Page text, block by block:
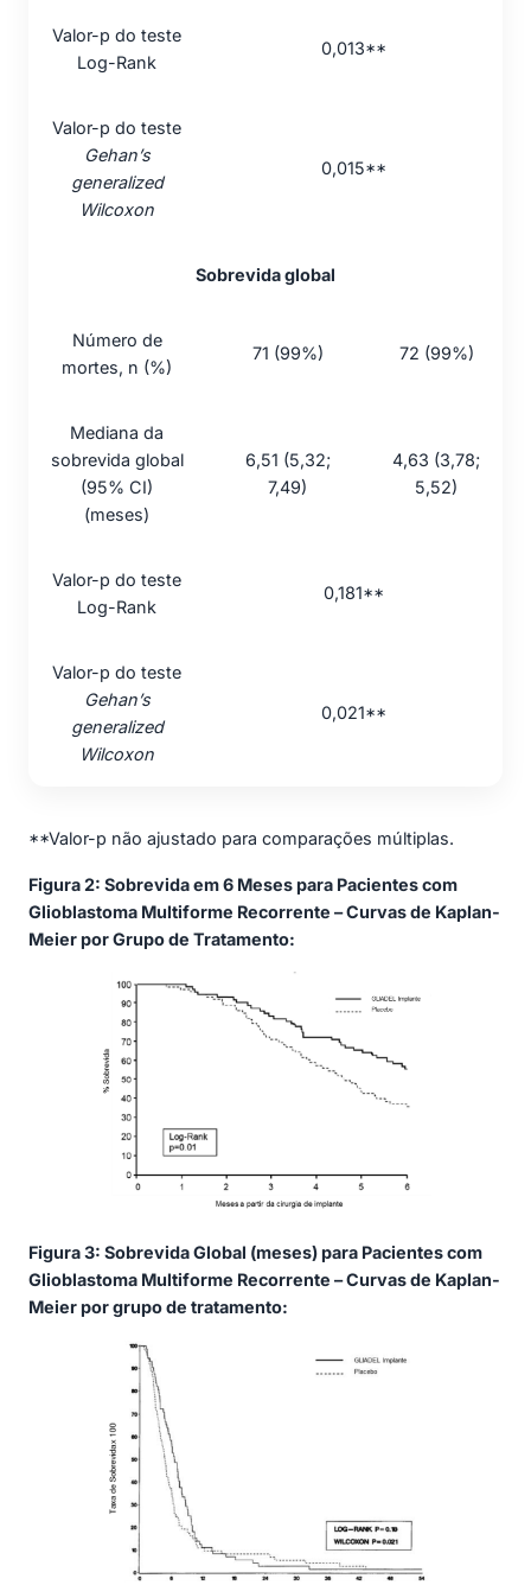
Valor-p do teste
Log-Rank
0,013**
Valor-p do teste
Gehan’s
generalized
Wilcoxon
0,015**
Sobrevida global
Número de
mortes, n (%)
71 (99%) 72 (99%)
Mediana da
sobrevida global
(95% CI)
(meses)
6,51 (5,32;
7,49)
4,63 (3,78;
5,52)
Valor-p do teste
Log-Rank
0,181**
Valor-p do teste
Gehan’s
generalized
Wilcoxon
0,021**
**Valor-p não ajustado para comparações múltiplas.
Figura 2: Sobrevida em 6 Meses para Pacientes com
Glioblastoma Multiforme Recorrente – Curvas de Kaplan-
Meier por Grupo de Tratamento:
Figura 3: Sobrevida Global (meses) para Pacientes com
Glioblastoma Multiforme Recorrente – Curvas de Kaplan-
Meier por grupo de tratamento: